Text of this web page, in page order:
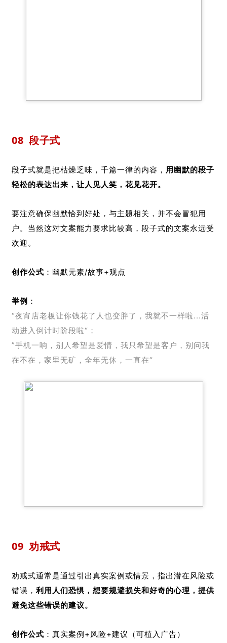
08段子式
段子式就是把枯燥乏味，千篇一律的内容， 用幽默的段子
轻松的表达出来，让人见人笑，花见花开。
要注意确保幽默恰到好处，与主题相关，并不会冒犯用
户。当然这对文案能力要求比较高，段子式的文案永远受
欢迎。
创作公式 ：幽默元素/故事+观点
举例 ：
“夜宵店老板让你钱花了人也变胖了，我就不一样啦...活
动进入倒计时阶段啦“；
”手机一响，别人希望是爱情，我只希望是客户，别问我
在不在，家里无矿，全年无休，一直在“
09 劝戒式
劝戒式通常是通过引出真实案例或情景，指出潜在风险或
错误， 利用人们恐惧，想要规避损失和好奇的心理，提供
避免这些错误的建议。
创作公式 ：真实案例+风险+建议（可植入广告）